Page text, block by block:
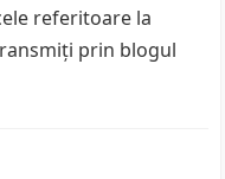
referitoare la
prin blogul